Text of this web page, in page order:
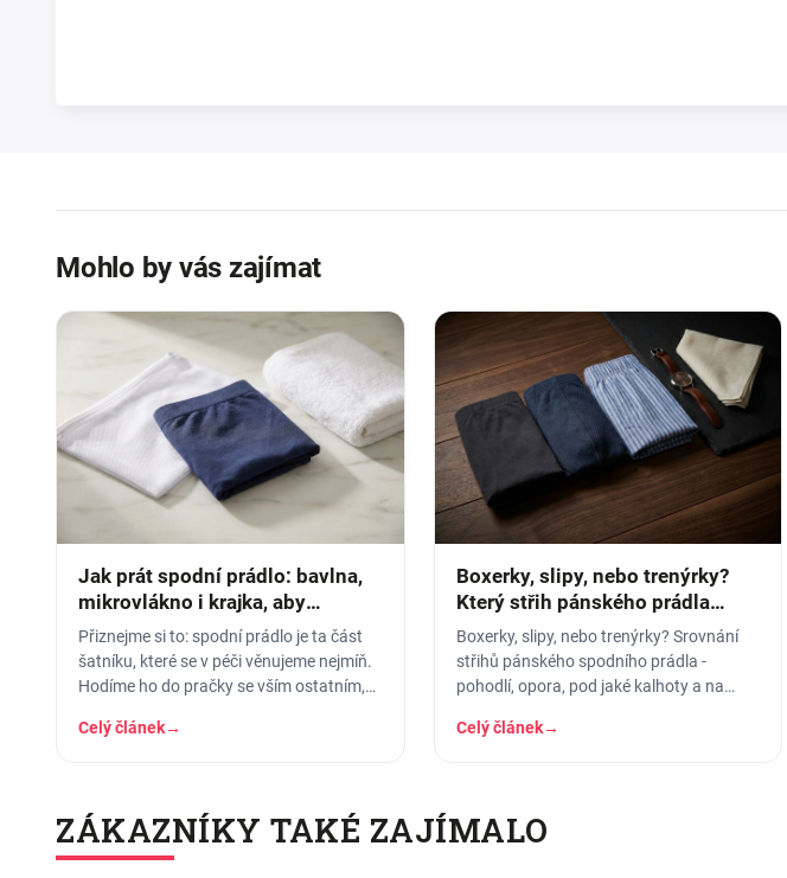
Mohlo by vás zajímat
Jak prát spodní prádlo: bavlna,
mikrovlákno i krajka, aby
vydrželo
Přiznejme si to: spodní prádlo je ta část
šatníku, které se v péči věnujeme nejmíň.
Hodíme ho do pračky se vším ostatním,
Celý článek→
Boxerky, slipy, nebo trenýrky?
Který střih pánského prádla
vybrat
Boxerky, slipy, nebo trenýrky? Srovnání
střihů pánského spodního prádla -
pohodlí, opora, pod jaké kalhoty a na
Celý článek→
ZÁKAZNÍKY TAKÉ ZAJÍMALO